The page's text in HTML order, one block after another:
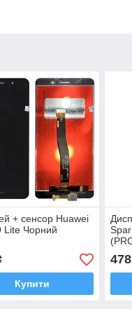
+ сенсор Huawei
Lite Чорний
Купити
478